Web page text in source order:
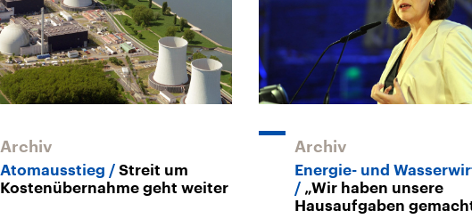
Archiv
Atomausstieg
Streit um
Kostenübernahme geht weiter
Archiv
Energie- und
„Wir haben unsere
Hausaufgaben